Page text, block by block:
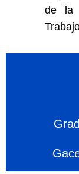
de la